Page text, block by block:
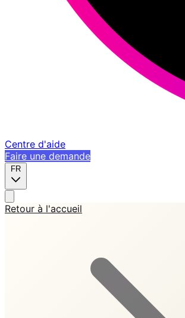
Centre d'aide
Faire une demande
FR
Retour à l'accueil